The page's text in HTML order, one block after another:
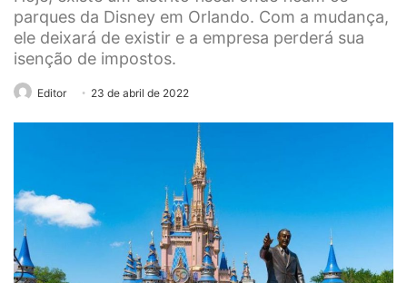
parques da Disney em Orlando. Com a mudança,
ele deixará de existir e a empresa perderá sua
isenção de impostos.
Editor 23 de abril de 2022